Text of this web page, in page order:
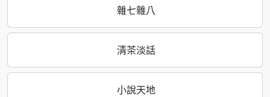
雜七雜八
清茶淡話
小說天地